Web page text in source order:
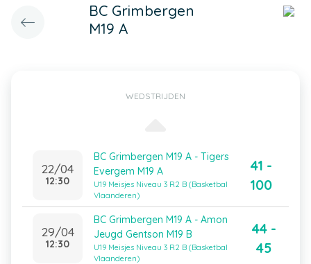
BC Grimbergen
M19 A
WEDSTRIJDEN
22/04
12:30
BC Grimbergen M19 A - Tigers
Evergem M19 A
U19 Meisjes Niveau 3 R2 B (Basketbal
Vlaanderen)
41 -
100
29/04
12:30
BC Grimbergen M19 A - Amon
Jeugd Gentson M19 B
U19 Meisjes Niveau 3 R2 B (Basketbal
Vlaanderen)
44 -
45